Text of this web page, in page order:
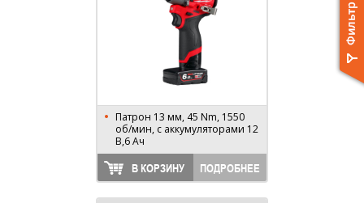
Патрон 13 мм, 45 Nm, 1550
об/мин, с аккумуляторами 12
В,6 Ач
В КОРЗИНУ ПОДРОБНЕЕ